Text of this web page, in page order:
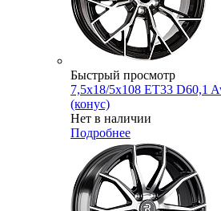
Быстрый просмотр
7,5x18/5x108 ET33 D60,1
(конус)
Нет в наличии
Подробнее